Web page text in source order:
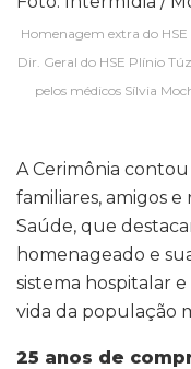
Homenagem extra do
Dir. Geral do HSE Plínio
pelos médicos Sílvia
A Cerimônia
familiares, amigos
Saúde, que
homenageado e
sistema hospitalar
vida da população
25 anos de